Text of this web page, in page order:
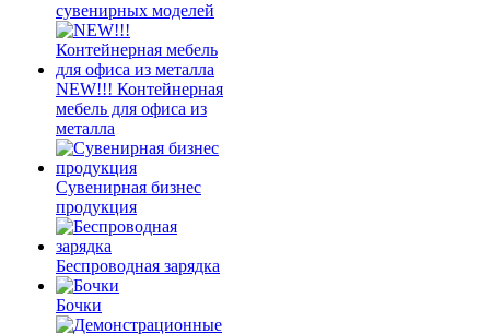
сувенирных моделей
NEW!!! Контейнерная
мебель для офиса из
металла
Сувенирная бизнес
продукция
Беспроводная зарядка
Бочки